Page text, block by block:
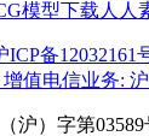
模型下载 人人
ICP备12032161
增值电信业务:
沪）字第